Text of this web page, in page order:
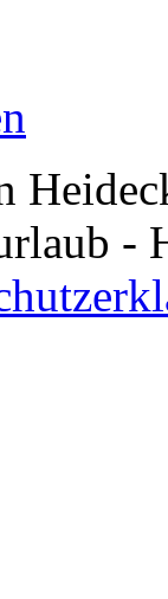
-